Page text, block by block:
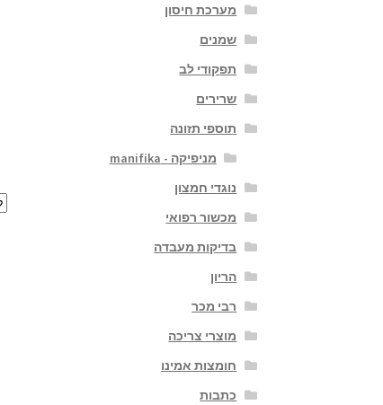
מערכת חיסון
שמנים
תפקודי לב
שרירים
תוספי תזונה
מניפיקה - manifika
נוגדי חמצון
מכשור רפואי
בדיקות מעבדה
הריון
רבי מכר
מוצרי צריכה
חומצות אמינו
כתבות